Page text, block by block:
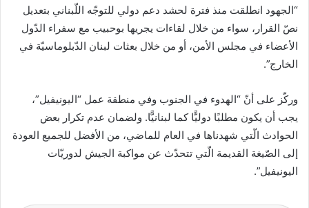
“الجهود انطلقت منذ فترة لحشد دعم دولي للتوجّه اللّبناني بتعديل
نصّ القرار، سواء من خلال لقاءات يجريها بوحبيب مع سفراء الدّول
الأعضاء في مجلس الأمن، أو من خلال بعثات لبنان الدّبلوماسيّة في
الخارج”.
وركّز على أنّ “الهدوء في الجنوب وفي منطقة عمل “اليونيفيل”،
يجب أن يكون مطلبًا دوليًّا كما لبنانيًّا. ولضمان عدم تكرار بعض
الحوادث الّتي شهدناها في العام للماضي، من الأفضل للجميع العودة
إلى الصّيغة القديمة الّتي تتحدّث عن مواكبة الجيش لدوريّات
اليونيفيل”.